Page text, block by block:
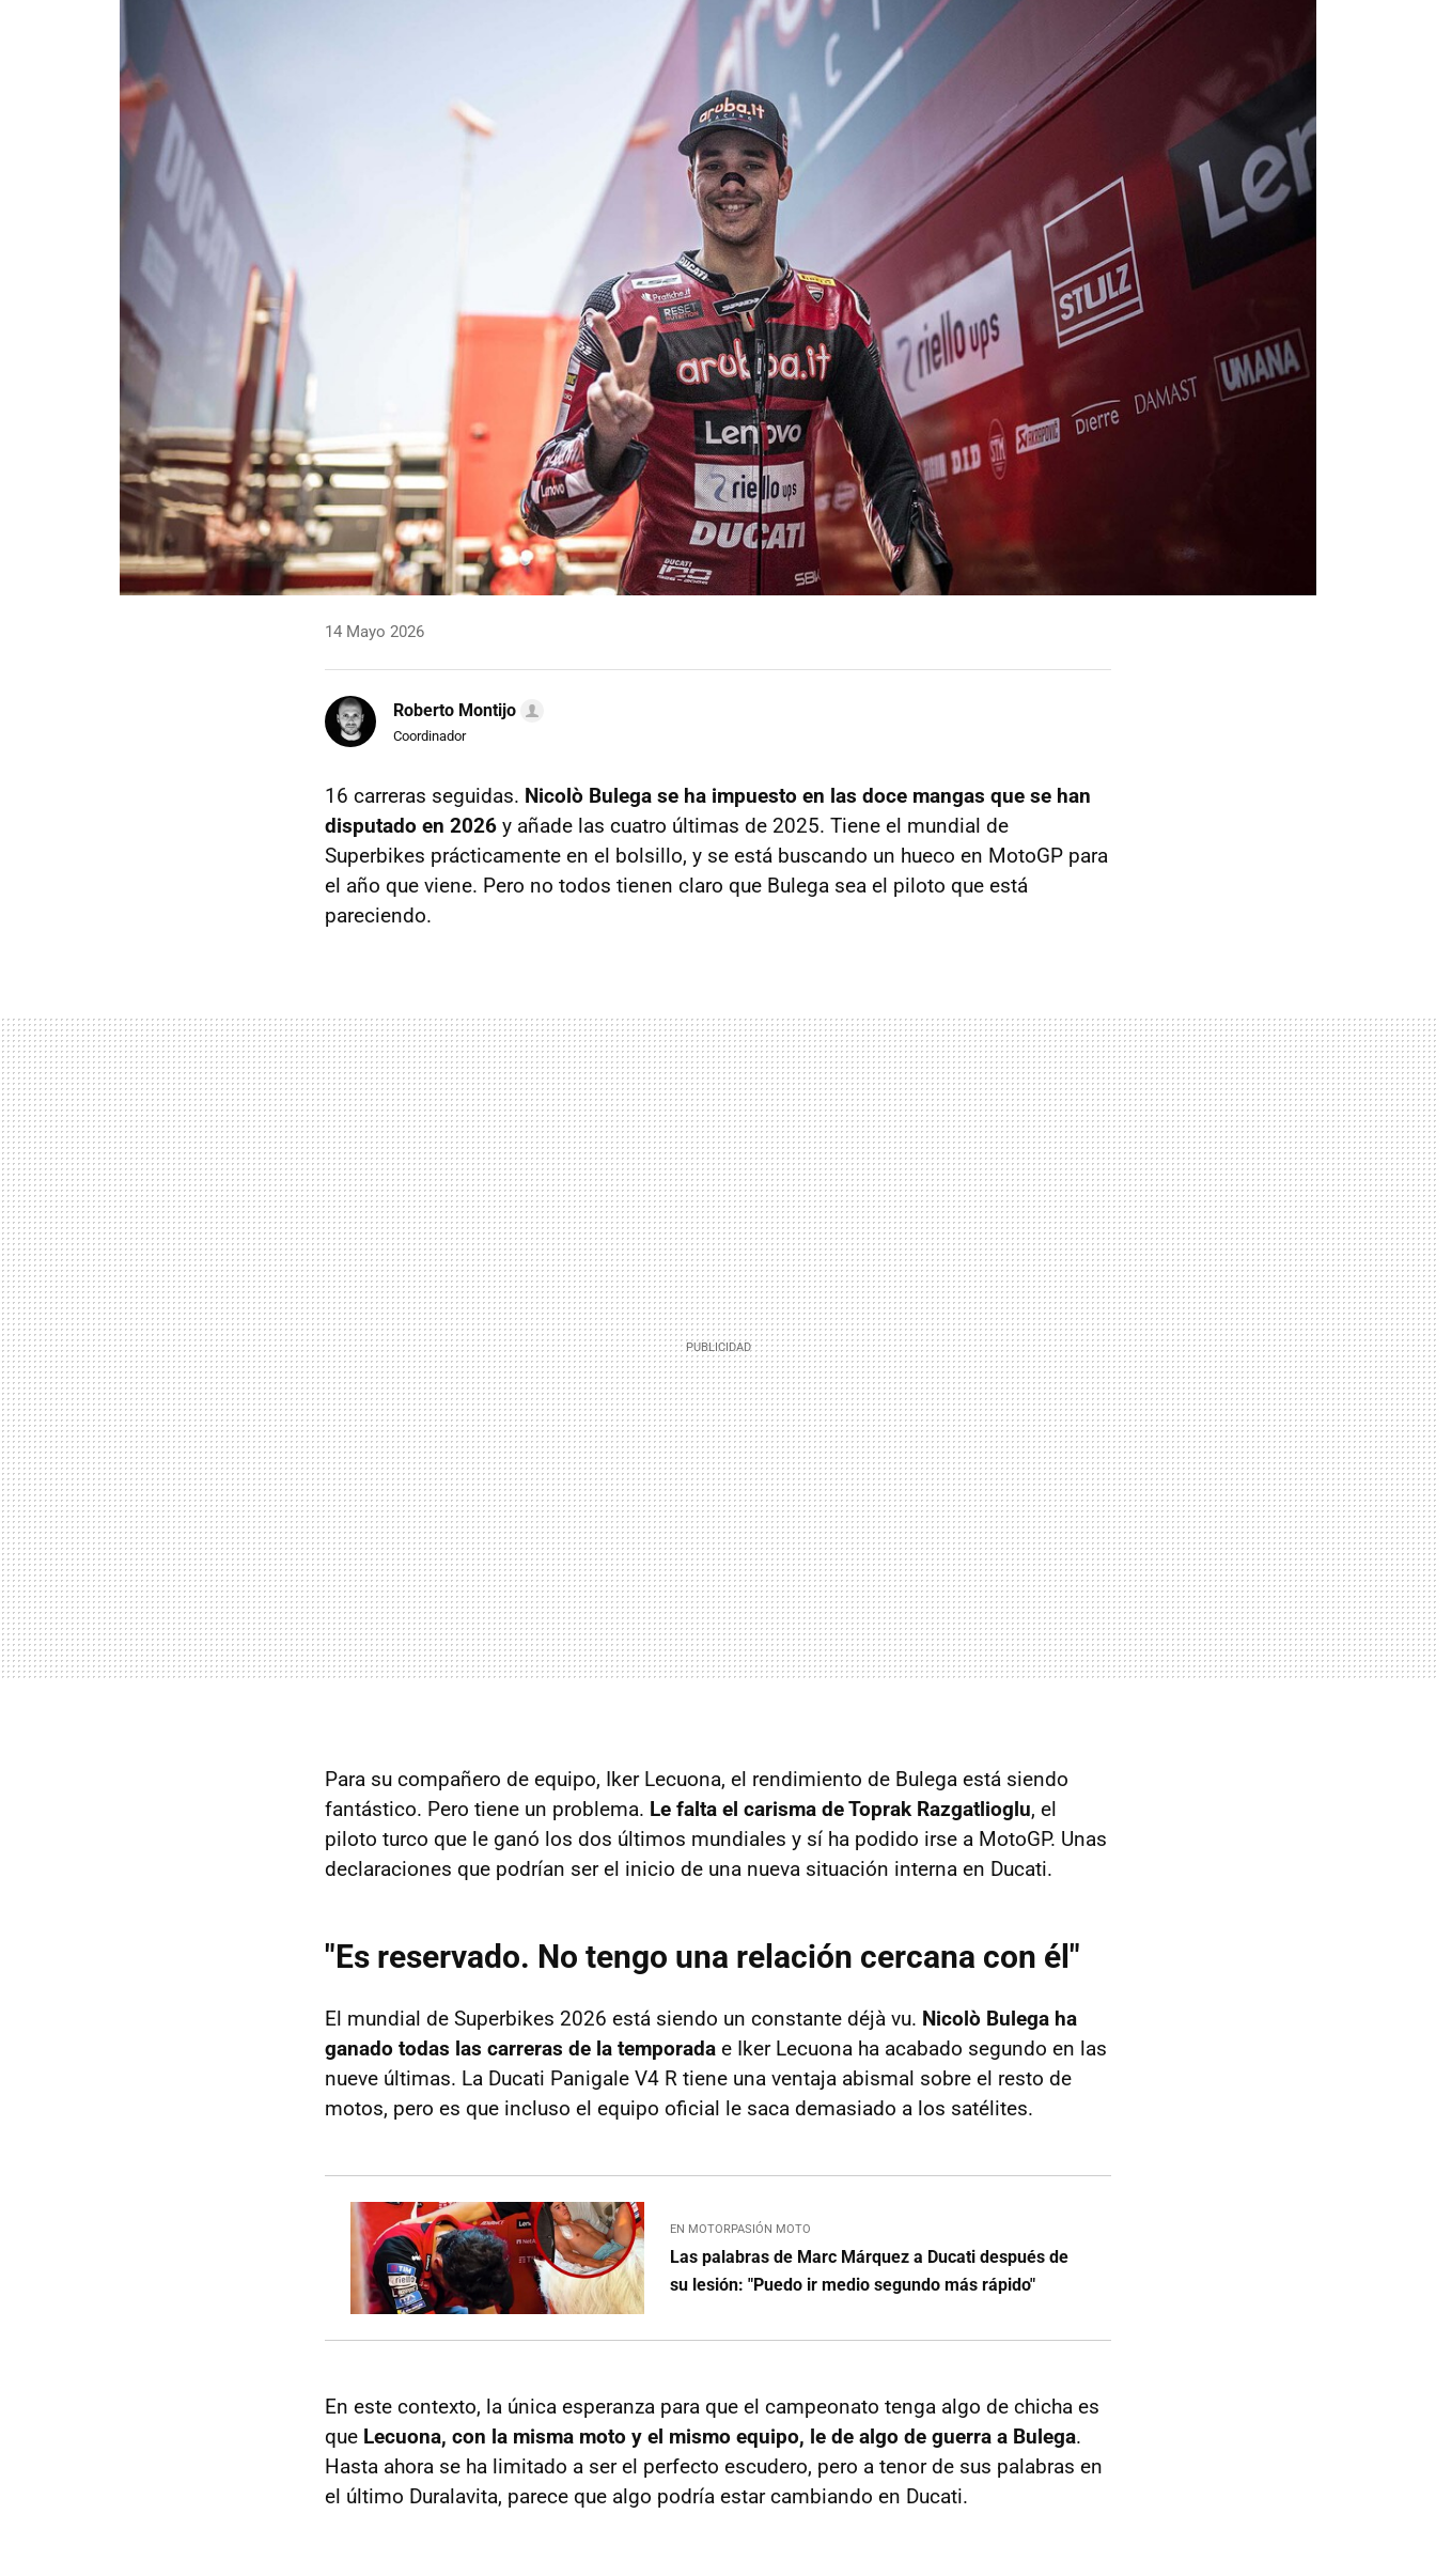
14 Mayo 2026
Roberto Montijo
Coordinador
16 carreras seguidas. Nicolò Bulega se ha impuesto en las doce mangas que se han
disputado en 2026 y añade las cuatro últimas de 2025. Tiene el mundial de
Superbikes prácticamente en el bolsillo, y se está buscando un hueco en MotoGP para
el año que viene. Pero no todos tienen claro que Bulega sea el piloto que está
pareciendo.
Para su compañero de equipo, Iker Lecuona, el rendimiento de Bulega está siendo
fantástico. Pero tiene un problema. Le falta el carisma de Toprak Razgatlioglu, el
piloto turco que le ganó los dos últimos mundiales y sí ha podido irse a MotoGP. Unas
declaraciones que podrían ser el inicio de una nueva situación interna en Ducati.
"Es reservado. No tengo una relación cercana con él"
El mundial de Superbikes 2026 está siendo un constante déjà vu. Nicolò Bulega ha
ganado todas las carreras de la temporada e Iker Lecuona ha acabado segundo en las
nueve últimas. La Ducati Panigale V4 R tiene una ventaja abismal sobre el resto de
motos, pero es que incluso el equipo oficial le saca demasiado a los satélites.
EN MOTORPASIÓN MOTO
Las palabras de Marc Márquez a Ducati después de
su lesión: "Puedo ir medio segundo más rápido"
En este contexto, la única esperanza para que el campeonato tenga algo de chicha es
que Lecuona, con la misma moto y el mismo equipo, le de algo de guerra a Bulega.
Hasta ahora se ha limitado a ser el perfecto escudero, pero a tenor de sus palabras en
el último Duralavita, parece que algo podría estar cambiando en Ducati.